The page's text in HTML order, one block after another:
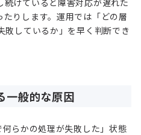
りします。運用では「どの層
敗しているか」を早く判断でき
一般的な原因
らかの処理が失敗した」状態